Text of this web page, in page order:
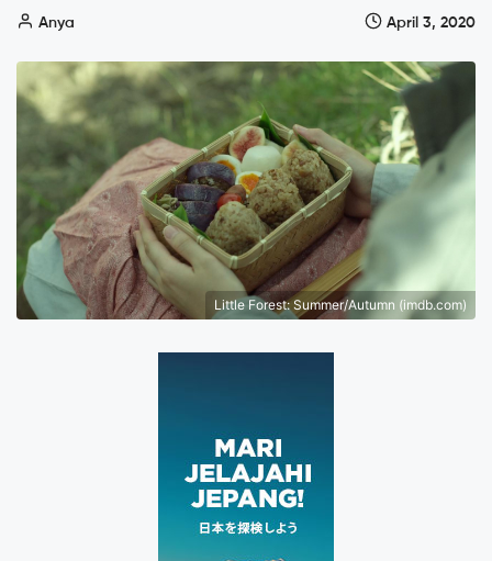
Anya April 3, 2020
Little Forest: Summer/Autumn (imdb.com)